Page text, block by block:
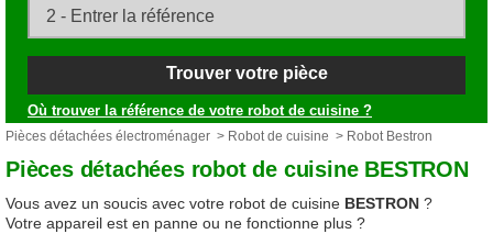
Trouver votre pièce
Où trouver la référence de votre robot de cuisine ?
Pièces détachées électroménager > Robot de cuisine > Robot Bestron
Pièces détachées robot de cuisine BESTRON
Vous avez un soucis avec votre robot de cuisine BESTRON ?
Votre appareil est en panne ou ne fonctionne plus ?